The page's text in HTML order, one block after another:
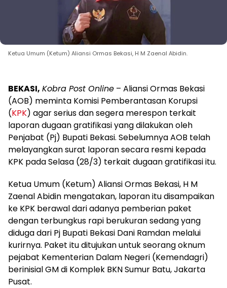
Ketua Umum (Ketum) Aliansi Ormas Bekasi, H M Zaenal Abidin.
BEKASI, Kobra Post Online – Aliansi Ormas Bekasi
(AOB) meminta Komisi Pemberantasan Korupsi
(KPK) agar serius dan segera merespon terkait
laporan dugaan gratifikasi yang dilakukan oleh
Penjabat (Pj) Bupati Bekasi. Sebelumnya AOB telah
melayangkan surat laporan secara resmi kepada
KPK pada Selasa (28/3) terkait dugaan gratifikasi itu.
Ketua Umum (Ketum) Aliansi Ormas Bekasi, H M
Zaenal Abidin mengatakan, laporan itu disampaikan
ke KPK berawal dari adanya pemberian paket
dengan terbungkus rapi berukuran sedang yang
diduga dari Pj Bupati Bekasi Dani Ramdan melalui
kurirnya. Paket itu ditujukan untuk seorang oknum
pejabat Kementerian Dalam Negeri (Kemendagri)
berinisial GM di Komplek BKN Sumur Batu, Jakarta
Pusat.